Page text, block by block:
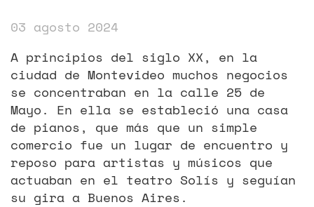
03 agosto 2024
A principios del siglo XX, en la
ciudad de Montevideo muchos negocios
se concentraban en la calle 25 de
Mayo. En ella se estableció una casa
de pianos, que más que un simple
comercio fue un lugar de encuentro y
reposo para artistas y músicos que
actuaban en el teatro Solís y seguían
su gira a Buenos Aires.